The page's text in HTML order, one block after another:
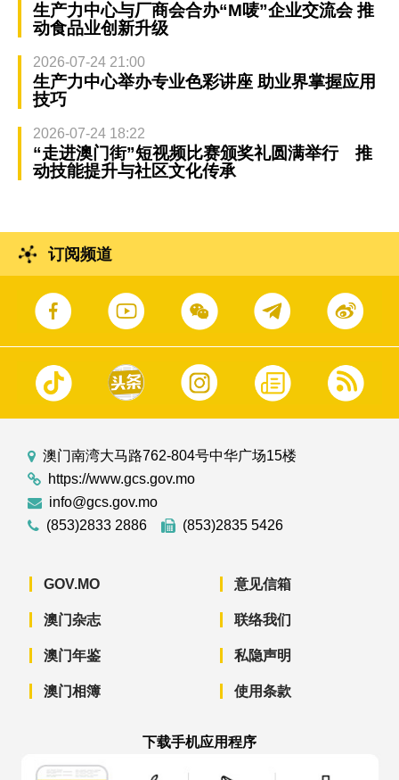
生产力中心与厂商会合办“M唛”企业交流会 推
动食品业创新升级
2026-07-24 21:00
生产力中心举办专业色彩讲座 助业界掌握应用
技巧
2026-07-24 18:22
“走进澳门街”短视频比赛颁奖礼圆满举行 推
动技能提升与社区文化传承
订阅频道
澳门南湾大马路762-804号中华广场15楼
https://www.gcs.gov.mo
info@gcs.gov.mo
(853)2833 2886
(853)2835 5426
GOV.MO
澳门杂志
澳门年鉴
澳门相簿
意见信箱
联络我们
私隐声明
使用条款
下载手机应用程序